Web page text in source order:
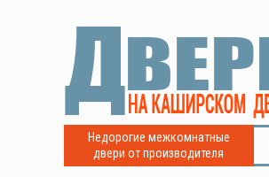
Недорогие межкомнатные
двери от производителя